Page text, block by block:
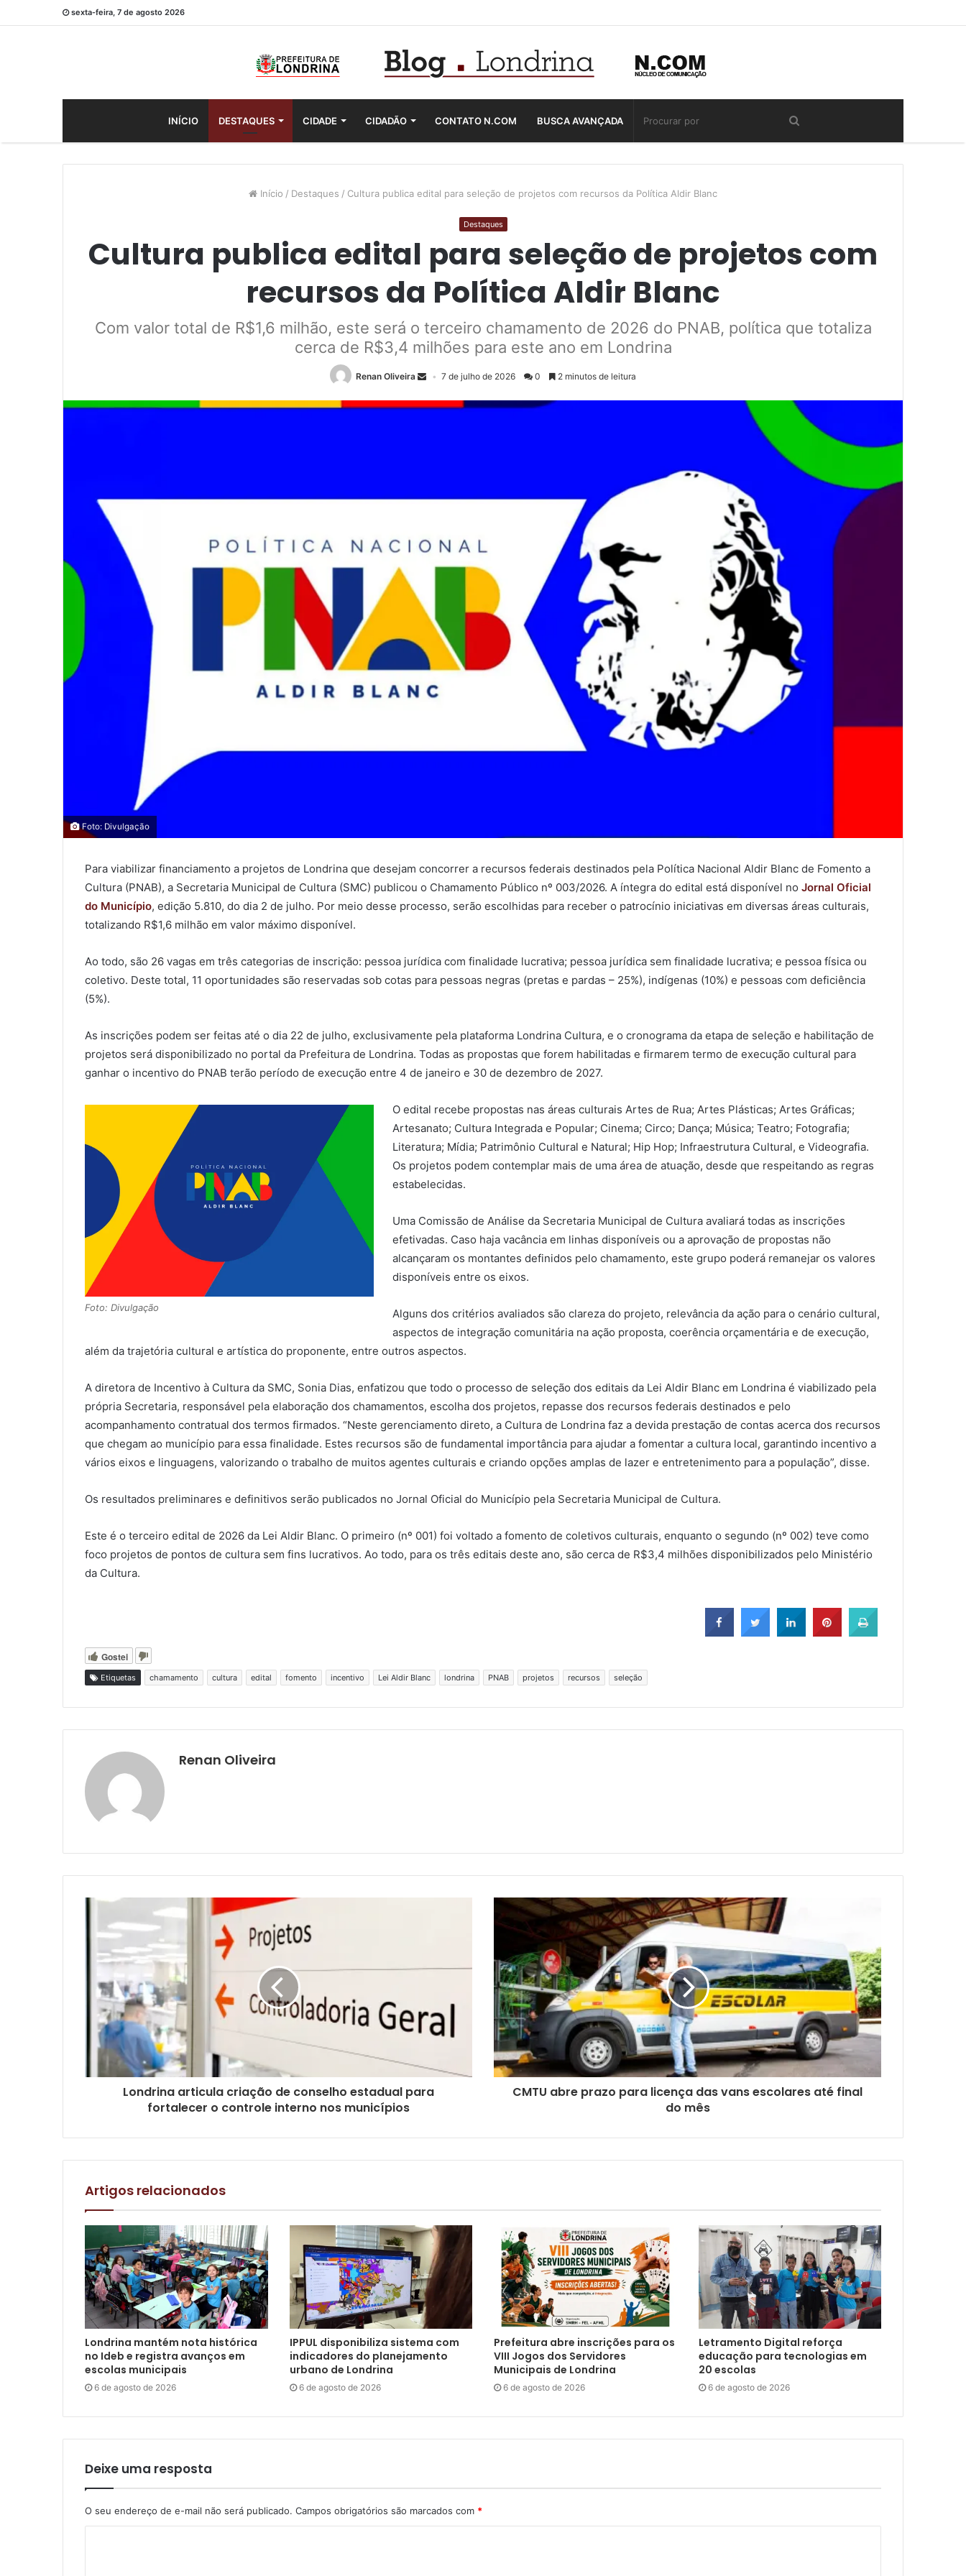
sexta-feira, 7 de agosto 2026
INÍCIO DESTAQUES CIDADE CIDADÃO CONTATO N.COM BUSCA AVANÇADA
Início / Destaques / Cultura publica edital para seleção de projetos com recursos da Política Aldir Blanc
Destaques
Cultura publica edital para seleção de projetos com
recursos da Política Aldir Blanc
Com valor total de R$1,6 milhão, este será o terceiro chamamento de 2026 do PNAB, política que totaliza
cerca de R$3,4 milhões para este ano em Londrina
Renan Oliveira 7 de julho de 2026 0 2 minutos de leitura
Foto: Divulgação
Para viabilizar financiamento a projetos de Londrina que desejam concorrer a recursos federais destinados pela Política Nacional Aldir Blanc de Fomento a
Cultura (PNAB), a Secretaria Municipal de Cultura (SMC) publicou o Chamamento Público nº 003/2026. A íntegra do edital está disponível no Jornal Oficial
do Município, edição 5.810, do dia 2 de julho. Por meio desse processo, serão escolhidas para receber o patrocínio iniciativas em diversas áreas culturais,
totalizando R$1,6 milhão em valor máximo disponível.
Ao todo, são 26 vagas em três categorias de inscrição: pessoa jurídica com finalidade lucrativa; pessoa jurídica sem finalidade lucrativa; e pessoa física ou
coletivo. Deste total, 11 oportunidades são reservadas sob cotas para pessoas negras (pretas e pardas – 25%), indígenas (10%) e pessoas com deficiência
(5%).
As inscrições podem ser feitas até o dia 22 de julho, exclusivamente pela plataforma Londrina Cultura, e o cronograma da etapa de seleção e habilitação de
projetos será disponibilizado no portal da Prefeitura de Londrina. Todas as propostas que forem habilitadas e firmarem termo de execução cultural para
ganhar o incentivo do PNAB terão período de execução entre 4 de janeiro e 30 de dezembro de 2027.
Foto: Divulgação
O edital recebe propostas nas áreas culturais Artes de Rua; Artes Plásticas; Artes Gráficas;
Artesanato; Cultura Integrada e Popular; Cinema; Circo; Dança; Música; Teatro; Fotografia;
Literatura; Mídia; Patrimônio Cultural e Natural; Hip Hop; Infraestrutura Cultural, e Videografia.
Os projetos podem contemplar mais de uma área de atuação, desde que respeitando as regras
estabelecidas.
Uma Comissão de Análise da Secretaria Municipal de Cultura avaliará todas as inscrições
efetivadas. Caso haja vacância em linhas disponíveis ou a aprovação de propostas não
alcançaram os montantes definidos pelo chamamento, este grupo poderá remanejar os valores
disponíveis entre os eixos.
Alguns dos critérios avaliados são clareza do projeto, relevância da ação para o cenário cultural,
aspectos de integração comunitária na ação proposta, coerência orçamentária e de execução,
além da trajetória cultural e artística do proponente, entre outros aspectos.
A diretora de Incentivo à Cultura da SMC, Sonia Dias, enfatizou que todo o processo de seleção dos editais da Lei Aldir Blanc em Londrina é viabilizado pela
própria Secretaria, responsável pela elaboração dos chamamentos, escolha dos projetos, repasse dos recursos federais destinados e pelo
acompanhamento contratual dos termos firmados. “Neste gerenciamento direto, a Cultura de Londrina faz a devida prestação de contas acerca dos recursos
que chegam ao município para essa finalidade. Estes recursos são de fundamental importância para ajudar a fomentar a cultura local, garantindo incentivo a
vários eixos e linguagens, valorizando o trabalho de muitos agentes culturais e criando opções amplas de lazer e entretenimento para a população”, disse.
Os resultados preliminares e definitivos serão publicados no Jornal Oficial do Município pela Secretaria Municipal de Cultura.
Este é o terceiro edital de 2026 da Lei Aldir Blanc. O primeiro (nº 001) foi voltado a fomento de coletivos culturais, enquanto o segundo (nº 002) teve como
foco projetos de pontos de cultura sem fins lucrativos. Ao todo, para os três editais deste ano, são cerca de R$3,4 milhões disponibilizados pelo Ministério
da Cultura.
Gostei
Etiquetas chamamento cultura edital fomento incentivo Lei Aldir Blanc londrina PNAB projetos recursos seleção
Renan Oliveira
Londrina articula criação de conselho estadual para
fortalecer o controle interno nos municípios
CMTU abre prazo para licença das vans escolares até final
do mês
Artigos relacionados
Londrina mantém nota histórica
no Ideb e registra avanços em
escolas municipais
6 de agosto de 2026
IPPUL disponibiliza sistema com
indicadores do planejamento
urbano de Londrina
6 de agosto de 2026
Prefeitura abre inscrições para os
VIII Jogos dos Servidores
Municipais de Londrina
6 de agosto de 2026
Letramento Digital reforça
educação para tecnologias em
20 escolas
6 de agosto de 2026
Deixe uma resposta
O seu endereço de e-mail não será publicado. Campos obrigatórios são marcados com *